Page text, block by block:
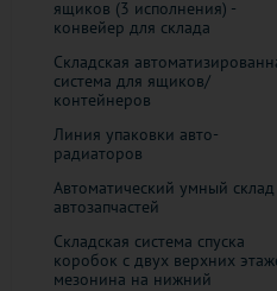
ящиков (3 исполнения) -
конвейер для склада
Складская
система для ящиков/
контейнеров
Линия упаковки авто-
радиаторов
Автоматический умный склад
автозапчастей
Складская система спуска
коробок с двух верхних
мезонина на нижний